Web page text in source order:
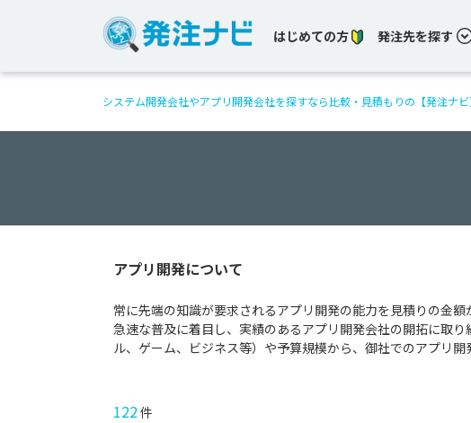
はじめての方 発注先を探す
システム開発会社やアプリ開発会社を探すなら比較・見積もりの【発注ナビ
アプリ開発について
常に先端の知識が要求されるアプリ開発の能力を見積りの金
急速な普及に着目し、実績のあるアプリ開発会社の開拓に取
ル、ゲーム、ビジネス等）や予算規模から、御社でのアプリ
122件